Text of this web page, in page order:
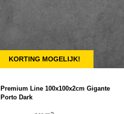
KORTING MOGELIJK!
Premium Line 100x100x2cm Gigante
Porto Dark